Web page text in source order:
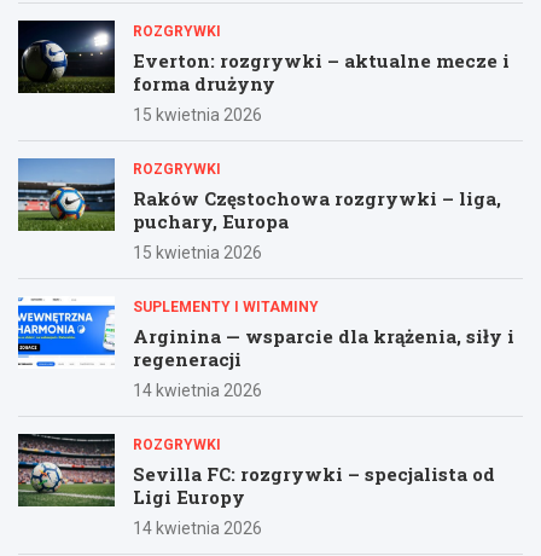
ROZGRYWKI
Everton: rozgrywki – aktualne mecze i
forma drużyny
15 kwietnia 2026
ROZGRYWKI
Raków Częstochowa rozgrywki – liga,
puchary, Europa
15 kwietnia 2026
SUPLEMENTY I WITAMINY
Arginina — wsparcie dla krążenia, siły i
regeneracji
14 kwietnia 2026
ROZGRYWKI
Sevilla FC: rozgrywki – specjalista od
Ligi Europy
14 kwietnia 2026